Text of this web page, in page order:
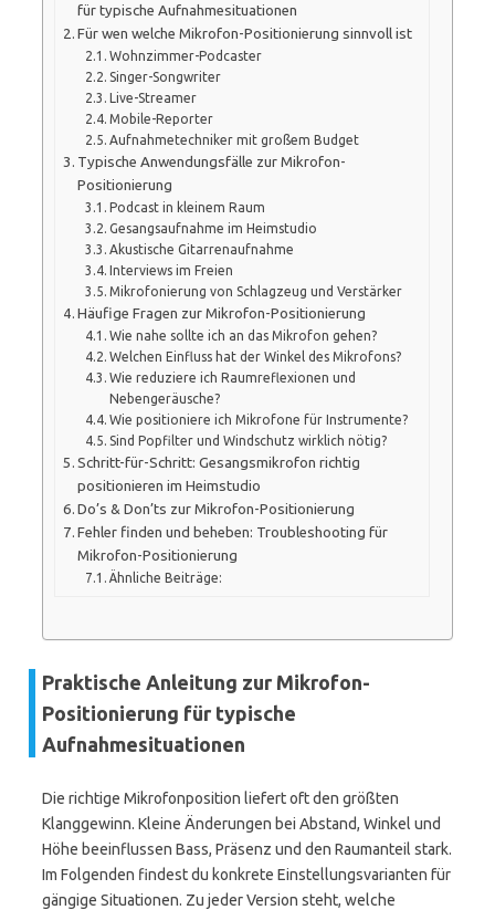
für typische Aufnahmesituationen
Für wen welche Mikrofon-Positionierung sinnvoll ist
Wohnzimmer-Podcaster
Singer-Songwriter
Live-Streamer
Mobile-Reporter
Aufnahmetechniker mit großem Budget
Typische Anwendungsfälle zur Mikrofon-
Positionierung
Podcast in kleinem Raum
Gesangsaufnahme im Heimstudio
Akustische Gitarrenaufnahme
Interviews im Freien
Mikrofonierung von Schlagzeug und Verstärker
Häufige Fragen zur Mikrofon-Positionierung
Wie nahe sollte ich an das Mikrofon gehen?
Welchen Einfluss hat der Winkel des Mikrofons?
Wie reduziere ich Raumreflexionen und
Nebengeräusche?
Wie positioniere ich Mikrofone für Instrumente?
Sind Popfilter und Windschutz wirklich nötig?
Schritt-für-Schritt: Gesangsmikrofon richtig
positionieren im Heimstudio
Do’s & Don’ts zur Mikrofon-Positionierung
Fehler finden und beheben: Troubleshooting für
Mikrofon-Positionierung
Ähnliche Beiträge:
Praktische Anleitung zur Mikrofon-
Positionierung für typische
Aufnahmesituationen
Die richtige Mikrofonposition liefert oft den größten
Klanggewinn. Kleine Änderungen bei Abstand, Winkel und
Höhe beeinflussen Bass, Präsenz und den Raumanteil stark.
Im Folgenden findest du konkrete Einstellungsvarianten für
gängige Situationen. Zu jeder Version steht, welche